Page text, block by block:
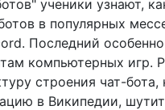
ученики узнают,
в популярных
Последний
компьютерных игр.
строения чат-бота,
в Википедии,